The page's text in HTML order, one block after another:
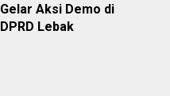
Gelar Aksi Demo di
DPRD Lebak